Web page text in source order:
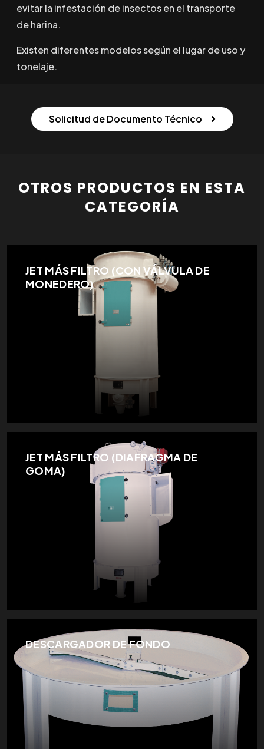
evitar la infestación de insectos en el transporte
de harina.
Existen diferentes modelos según el lugar de uso y
tonelaje.
Solicitud de Documento Técnico
OTROS PRODUCTOS EN ESTA
CATEGORÍA
JET MÁS FILTRO (CON VÁLVULA DE
MONEDERO)
JET MÁS FILTRO (DIAFRAGMA DE
GOMA)
DESCARGADOR DE FONDO